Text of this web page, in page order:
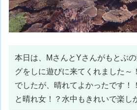
本日は、MさんとYさんがもとぶ
グをしに遊びに来てくれました～
でしたが、晴れてよかったです！
と晴れ女！？水中もきれいで楽し